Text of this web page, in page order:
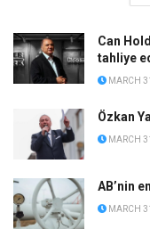
Can
tahliye
MARCH
Özkan
MARCH
AB’nin
MARCH